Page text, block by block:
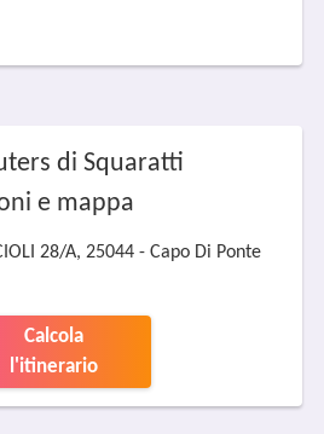
di Squaratti
e mappa
28/A, 25044 - Capo Di Ponte
Calcola
l'itinerario